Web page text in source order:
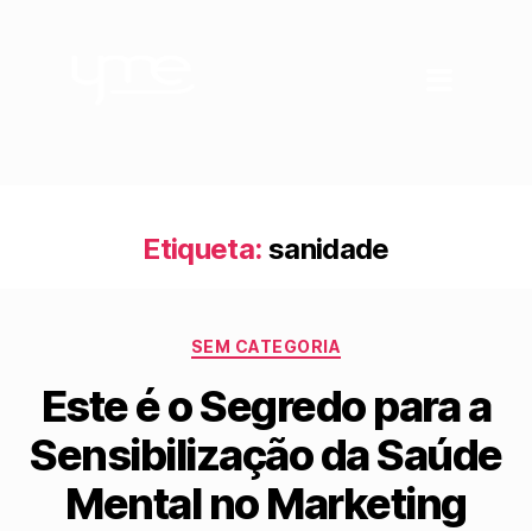
Etiqueta: sanidade
SEM CATEGORIA
Este é o Segredo para a
Sensibilização da Saúde
Mental no Marketing